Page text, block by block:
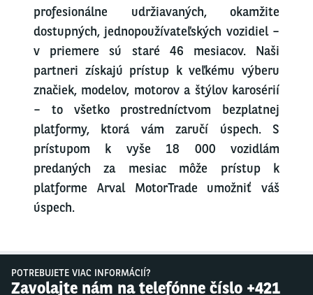
profesionálne udržiavaných, okamžite
dostupných, jednopoužívateľských vozidiel –
v priemere sú staré 46 mesiacov. Naši
partneri získajú prístup k veľkému výberu
značiek, modelov, motorov a štýlov karosérií
– to všetko prostredníctvom bezplatnej
platformy, ktorá vám zaručí úspech. S
prístupom k vyše 18 000 vozidlám
predaných za mesiac môže prístup k
platforme Arval MotorTrade umožniť váš
úspech.
POTREBUJETE VIAC INFORMÁCIÍ?
Zavolajte nám na telefónne číslo +421